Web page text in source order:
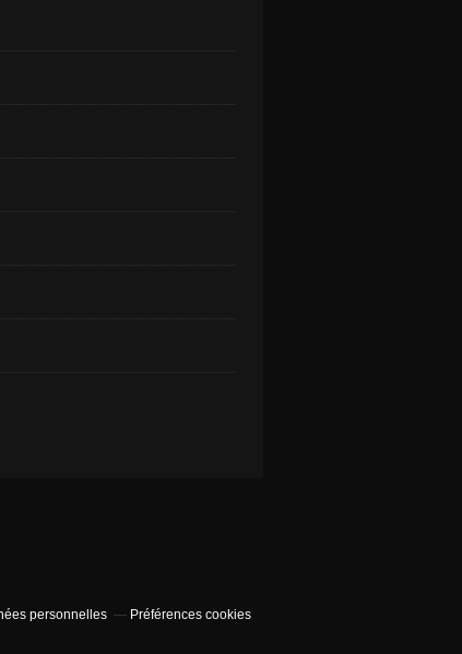
personnelles Préférences cookies